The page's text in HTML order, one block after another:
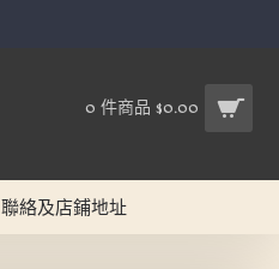
0 件商品 $0.00
聯絡及店鋪地址